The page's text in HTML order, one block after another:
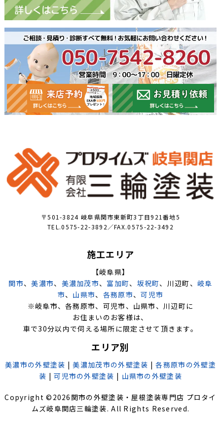
〒501-3824 岐阜県関市東新町3丁目921番地5
TEL.0575-22-3892／FAX.0575-22-3492
施工エリア
【岐阜県】
関市、美濃市、 美濃加茂市、 富加町、 坂祝町、川辺町、 岐阜
市、 山県市、 各務原市、可児市
※岐阜市、各務原市、可児市、山県市、川辺町に
お住まいのお客様は、
車で30分以内で伺える場所に限定させて頂きます。
エリア別
美濃市の外壁塗装 |美濃加茂市の外壁塗装 |各務原市の外壁塗
装 |可児市の外壁塗装 | 山県市の外壁塗装
Copyright © 2026 関市の外壁塗装・屋根塗装専門店 プロタイ
ムズ岐阜関店三輪塗装. All Rights Reserved.